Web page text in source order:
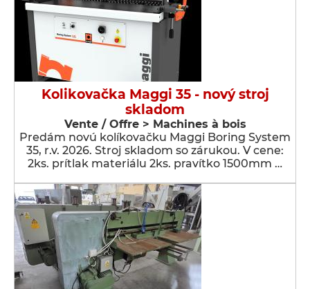
Kolikovačka Maggi 35 - nový stroj
skladom
Vente / Offre > Machines à bois
Predám novú kolíkovačku Maggi Boring System
35, r.v. 2026. Stroj skladom so zárukou. V cene:
2ks. prítlak materiálu 2ks. pravítko 1500mm …